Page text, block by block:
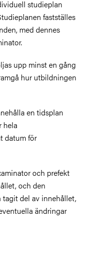
studieplan
fastställes
med dennes
upp minst en gång
hur utbildningen
en tidsplan
hela
datum för
och prefekt
och den
del av innehållet,
ändringar